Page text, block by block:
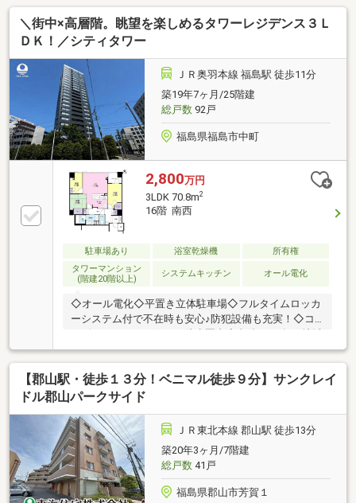
なお悩みございませんか？●お客様をサポートしなが
ら代行で無料審査いたします！●秘密厳守、無理な営
業も致しません。＼ライフプランシュミレーション無
んと支払える？」「月々の支払いを見直したい！」●
審査・購入前に安心♪プロが資金・生活設計を一緒に
考えご提案いたします！●何十年後先を見据えて分析
してくれるからさらに安心♪
＼街中×高層階。眺望を楽しめるタワーレジデンス３Ｌ
ＤＫ！／シティタワー
ＪＲ奥羽本線 福島駅 徒歩11分
築19年7ヶ月/25階建
総戸数92戸
福島県福島市中町
2,800万円
3LDK 70.8m2
16階 南西
駐車場あり 浴室乾燥機
所有権
タワーマンション
(階建20階以上)
システムキッチン オール電化
◇オール電化◇平置き立体駐車場◇フルタイムロッカ
ーシステム付で不在時も安心♪防犯設備も充実！◇コ
密着不動産会社です！福島県出身スタッフが中心で、
地元を熟知した暮らし目線のご提案が強み。Google口
コミでも星4.7の高評価をいただいています。＼住宅ロ
ーンのご相談は無料！／「通るか不安…」「自己資金
談ください。ライフプランのご相談も可能です。◆ キ
ッズスペース完備でお子様連れも安心！おむつ替えや
ミルクのお湯なども対応可能。ご家族みなさまで安心
してご来店ください。
【郡山駅・徒歩１３分！ベニマル徒歩９分】サンクレイ
ドル郡山パークサイド
ＪＲ東北本線 郡山駅 徒歩13分
築20年3ヶ月/7階建
総戸数41戸
福島県郡山市芳賀１